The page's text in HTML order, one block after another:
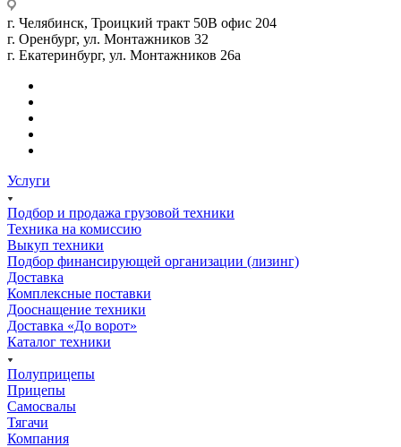
г. Челябинск, Троицкий тракт 50В офис 204
г. Оренбург, ул. Монтажников 32
г. Екатеринбург, ул. Монтажников 26а
Услуги
Подбор и продажа грузовой техники
Техника на комиссию
Выкуп техники
Подбор финансирующей организации (лизинг)
Доставка
Комплексные поставки
Дооснащение техники
Доставка «До ворот»
Каталог техники
Полуприцепы
Прицепы
Самосвалы
Тягачи
Компания